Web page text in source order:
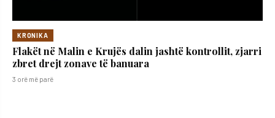
KRONIKA
Flakët në Malin e Krujës dalin jashtë kontrollit, zjarri
zbret drejt zonave të banuara
3 orë më parë